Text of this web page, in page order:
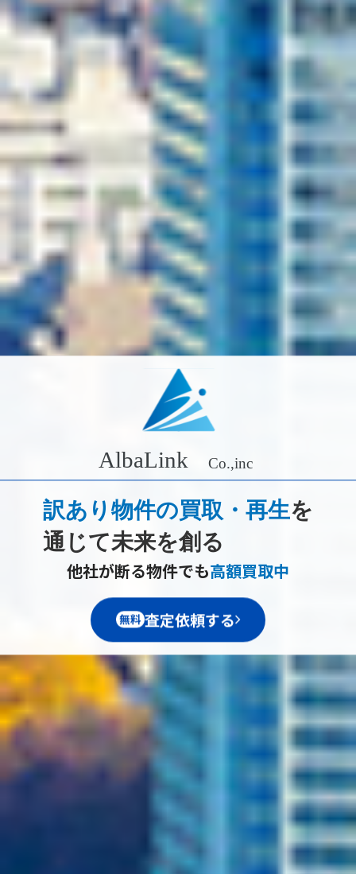
訳あり物件の買取・再生を
通じて未来を創る
他社が断る物件でも高額買取中
無料 査定依頼する